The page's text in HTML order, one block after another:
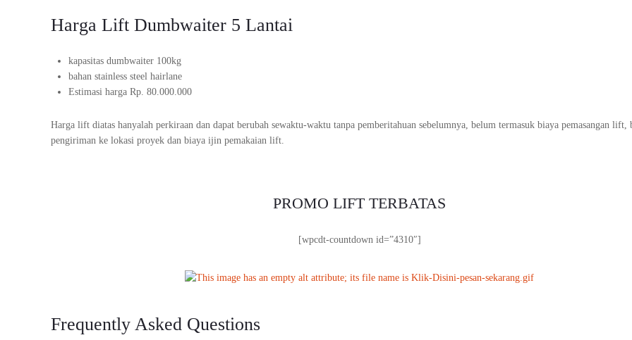
Harga Lift Dumbwaiter 5 Lantai
kapasitas dumbwaiter 100kg
bahan stainless steel hairlane
Estimasi harga Rp. 80.000.000
Harga lift diatas hanyalah perkiraan dan dapat berubah sewaktu-waktu tanpa pemberitahuan sebelumnya, belum termasuk biaya pemasangan lift,
pengiriman ke lokasi proyek dan biaya ijin pemakaian lift.
PROMO LIFT TERBATAS
[wpcdt-countdown id=”4310″]
Frequently Asked Questions